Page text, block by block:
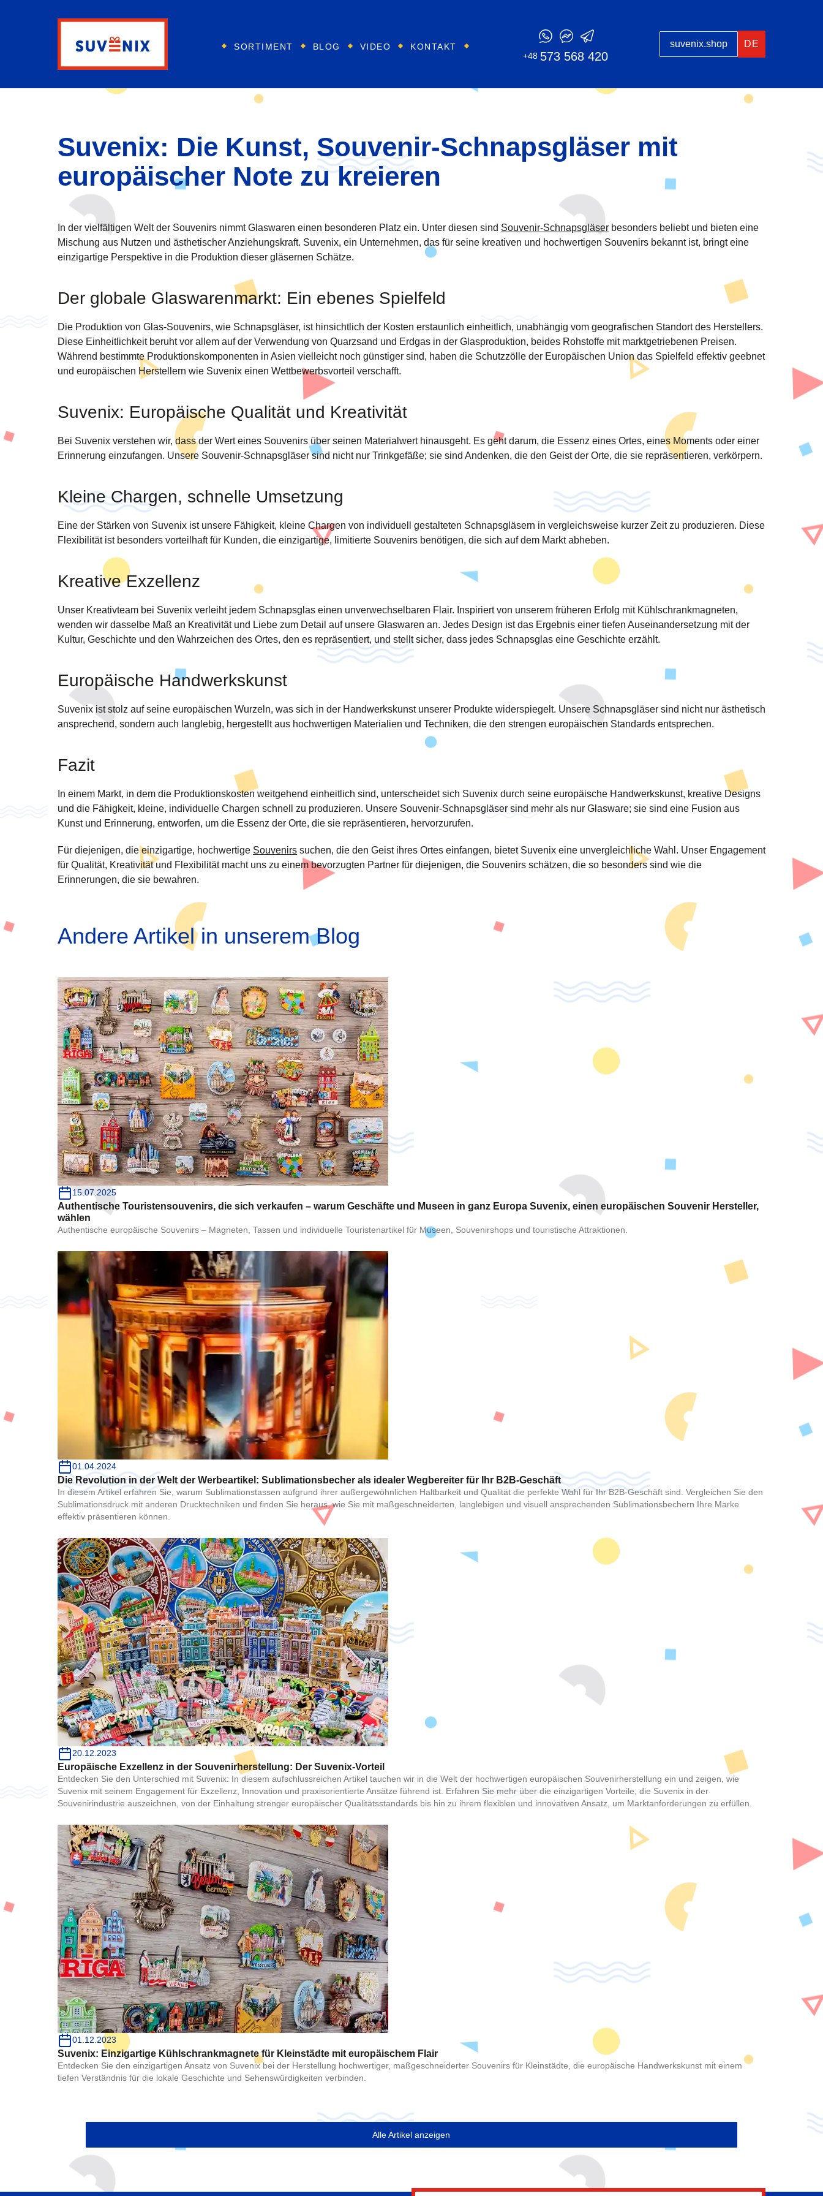
SORTIMENT BLOG VIDEO KONTAKT
+48 573 568 420
suvenix.shop DE
Suvenix: Die Kunst, Souvenir-Schnapsgläser mit
europäischer Note zu kreieren
In der vielfältigen Welt der Souvenirs nimmt Glaswaren einen besonderen Platz ein. Unter diesen sind Souvenir-Schnapsgläser besonders beliebt und bieten eine
Mischung aus Nutzen und ästhetischer Anziehungskraft. Suvenix, ein Unternehmen, das für seine kreativen und hochwertigen Souvenirs bekannt ist, bringt eine
einzigartige Perspektive in die Produktion dieser gläsernen Schätze.
Der globale Glaswarenmarkt: Ein ebenes Spielfeld
Die Produktion von Glas-Souvenirs, wie Schnapsgläser, ist hinsichtlich der Kosten erstaunlich einheitlich, unabhängig vom geografischen Standort des Herstellers.
Diese Einheitlichkeit beruht vor allem auf der Verwendung von Quarzsand und Erdgas in der Glasproduktion, beides Rohstoffe mit marktgetriebenen Preisen.
Während bestimmte Produktionskomponenten in Asien vielleicht noch günstiger sind, haben die Schutzzölle der Europäischen Union das Spielfeld effektiv geebnet
und europäischen Herstellern wie Suvenix einen Wettbewerbsvorteil verschafft.
Suvenix: Europäische Qualität und Kreativität
Bei Suvenix verstehen wir, dass der Wert eines Souvenirs über seinen Materialwert hinausgeht. Es geht darum, die Essenz eines Ortes, eines Moments oder einer
Erinnerung einzufangen. Unsere Souvenir-Schnapsgläser sind nicht nur Trinkgefäße; sie sind Andenken, die den Geist der Orte, die sie repräsentieren, verkörpern.
Kleine Chargen, schnelle Umsetzung
Eine der Stärken von Suvenix ist unsere Fähigkeit, kleine Chargen von individuell gestalteten Schnapsgläsern in vergleichsweise kurzer Zeit zu produzieren. Diese
Flexibilität ist besonders vorteilhaft für Kunden, die einzigartige, limitierte Souvenirs benötigen, die sich auf dem Markt abheben.
Kreative Exzellenz
Unser Kreativteam bei Suvenix verleiht jedem Schnapsglas einen unverwechselbaren Flair. Inspiriert von unserem früheren Erfolg mit Kühlschrankmagneten,
wenden wir dasselbe Maß an Kreativität und Liebe zum Detail auf unsere Glaswaren an. Jedes Design ist das Ergebnis einer tiefen Auseinandersetzung mit der
Kultur, Geschichte und den Wahrzeichen des Ortes, den es repräsentiert, und stellt sicher, dass jedes Schnapsglas eine Geschichte erzählt.
Europäische Handwerkskunst
Suvenix ist stolz auf seine europäischen Wurzeln, was sich in der Handwerkskunst unserer Produkte widerspiegelt. Unsere Schnapsgläser sind nicht nur ästhetisch
ansprechend, sondern auch langlebig, hergestellt aus hochwertigen Materialien und Techniken, die den strengen europäischen Standards entsprechen.
Fazit
In einem Markt, in dem die Produktionskosten weitgehend einheitlich sind, unterscheidet sich Suvenix durch seine europäische Handwerkskunst, kreative Designs
und die Fähigkeit, kleine, individuelle Chargen schnell zu produzieren. Unsere Souvenir-Schnapsgläser sind mehr als nur Glasware; sie sind eine Fusion aus
Kunst und Erinnerung, entworfen, um die Essenz der Orte, die sie repräsentieren, hervorzurufen.
Für diejenigen, die einzigartige, hochwertige Souvenirs suchen, die den Geist ihres Ortes einfangen, bietet Suvenix eine unvergleichliche Wahl. Unser Engagement
für Qualität, Kreativität und Flexibilität macht uns zu einem bevorzugten Partner für diejenigen, die Souvenirs schätzen, die so besonders sind wie die
Erinnerungen, die sie bewahren.
Andere Artikel in unserem Blog
15.07.2025
Authentische Touristensouvenirs, die sich verkaufen – warum Geschäfte und Museen in ganz Europa Suvenix, einen europäischen Souvenir Hersteller,
wählen
Authentische europäische Souvenirs – Magneten, Tassen und individuelle Touristenartikel für Museen, Souvenirshops und touristische Attraktionen.
01.04.2024
Die Revolution in der Welt der Werbeartikel: Sublimationsbecher als idealer Wegbereiter für Ihr B2B-Geschäft
In diesem Artikel erfahren Sie, warum Sublimationstassen aufgrund ihrer außergewöhnlichen Haltbarkeit und Qualität die perfekte Wahl für Ihr B2B-Geschäft sind. Vergleichen Sie den
Sublimationsdruck mit anderen Drucktechniken und finden Sie heraus, wie Sie mit maßgeschneiderten, langlebigen und visuell ansprechenden Sublimationsbechern Ihre Marke
effektiv präsentieren können.
20.12.2023
Europäische Exzellenz in der Souvenirherstellung: Der Suvenix-Vorteil
Entdecken Sie den Unterschied mit Suvenix: In diesem aufschlussreichen Artikel tauchen wir in die Welt der hochwertigen europäischen Souvenirherstellung ein und zeigen, wie
Suvenix mit seinem Engagement für Exzellenz, Innovation und praxisorientierte Ansätze führend ist. Erfahren Sie mehr über die einzigartigen Vorteile, die Suvenix in der
Souvenirindustrie auszeichnen, von der Einhaltung strenger europäischer Qualitätsstandards bis hin zu ihrem flexiblen und innovativen Ansatz, um Marktanforderungen zu erfüllen.
01.12.2023
Suvenix: Einzigartige Kühlschrankmagnete für Kleinstädte mit europäischem Flair
Entdecken Sie den einzigartigen Ansatz von Suvenix bei der Herstellung hochwertiger, maßgeschneiderter Souvenirs für Kleinstädte, die europäische Handwerkskunst mit einem
tiefen Verständnis für die lokale Geschichte und Sehenswürdigkeiten verbinden.
Alle Artikel anzeigen
Rückruf anfordern
Name
Telefon
Fordern Sie jetzt ein Angebot an!